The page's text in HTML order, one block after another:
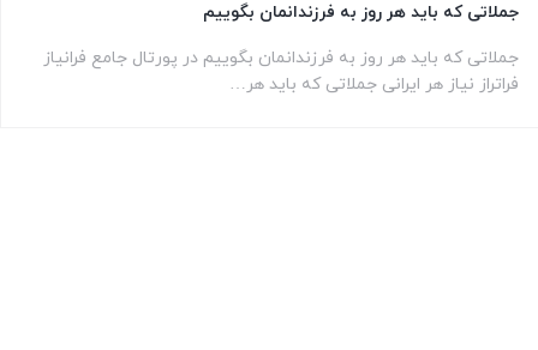
جملاتی که باید هر روز به فرزندانمان بگوییم
جملاتی که باید هر روز به فرزندانمان بگوییم در پورتال جامع فرانیاز
فراتراز نیاز هر ایرانی جملاتی که باید هر…